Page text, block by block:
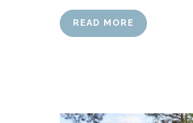
READ MORE